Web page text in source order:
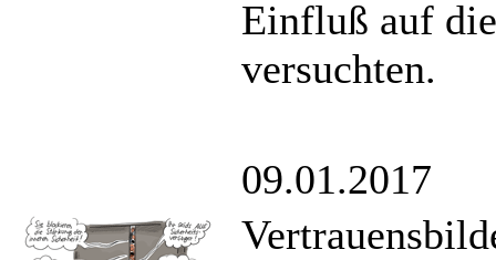
Einfluß auf
versuchten.
09.01.2017